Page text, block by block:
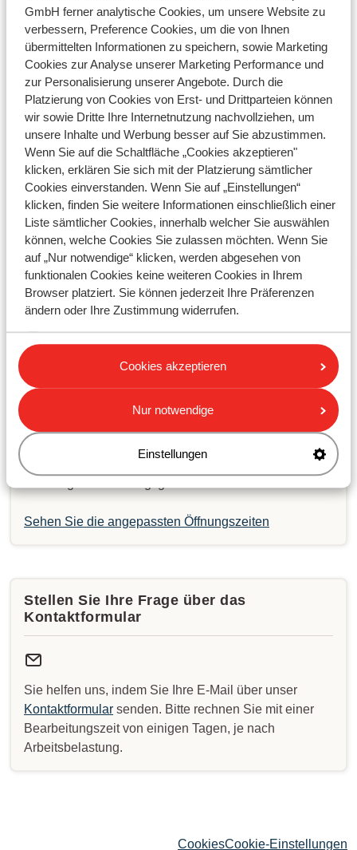
GmbH ferner analytische Cookies, um unsere Website zu
verbessern, Preference Cookies, um die von Ihnen
übermittelten Informationen zu speichern, sowie Marketing
Cookies zur Analyse unserer Marketing Performance und
zur Personalisierung unserer Angebote. Durch die
Platzierung von Cookies von Erst- und Drittparteien können
wir sowie Dritte Ihre Internetnutzung nachvollziehen, um
unsere Inhalte und Werbung besser auf Sie abzustimmen.
Wenn Sie auf die Schaltfläche „Cookies akzeptieren"
klicken, erklären Sie sich mit der Platzierung sämtlicher
Cookies einverstanden. Wenn Sie auf „Einstellungen“
klicken, finden Sie weitere Informationen einschließlich einer
Liste sämtlicher Cookies, innerhalb welcher Sie auswählen
können, welche Cookies Sie zulassen möchten. Wenn Sie
auf „Nur notwendige“ klicken, werden abgesehen von
funktionalen Cookies keine weiteren Cookies in Ihrem
Browser platziert. Sie können jederzeit Ihre Präferenzen
ändern oder Ihre Zustimmung widerrufen.
Cookies akzeptieren
Nur notwendige
Einstellungen
Ähnliche Fragen
Was ist der Unterschied zwischen einem Studio und einem
Apartment?
Was ist eine Kabine?
Was ist ein Umtauschgutschein?
Wie kann ich mich in "Mein Sunweb" einloggen?
Ihre Frage ist noch nicht
beantwortet?
Senden Sie uns eine WhatsApp oder rufen
Sie uns an!
Schreiben Sie uns per WhatsApp+494023519001
Sie können uns auch unter der gleichen Nummer
anrufen, aber bitte beachten Sie die Wartezeiten.
Öffnungszeiten:
Montag bis Freitag: 09:00-17:00 Uhr
Sehen Sie die angepassten Öffnungszeiten
Stellen Sie Ihre Frage über das
Kontaktformular
Sie helfen uns, indem Sie Ihre E-Mail über unser
Kontaktformular senden. Bitte rechnen Sie mit einer
Bearbeitungszeit von einigen Tagen, je nach
Arbeitsbelastung.
CookiesCookie-Einstellungen